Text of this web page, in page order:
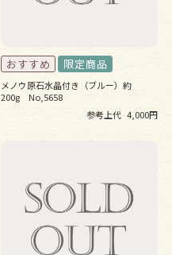
メノウ原石水晶付き（ブルー）約
200g No,5658
参考上代 4,000円